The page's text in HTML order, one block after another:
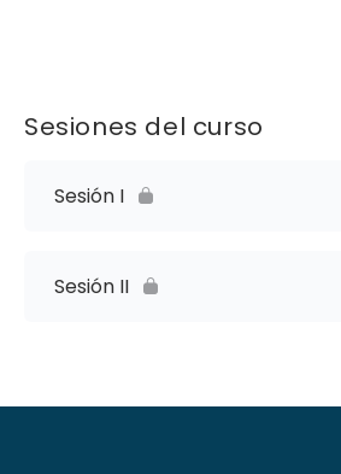
Sesiones del curso
Sesión I
Sesión II